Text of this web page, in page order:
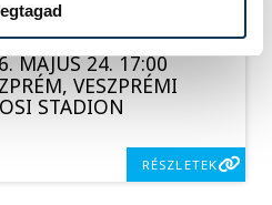
VESZPRÉM
FC II
MÁJUS 24. 17:00
VESZPRÉMI
STADION
RÉSZLETEK